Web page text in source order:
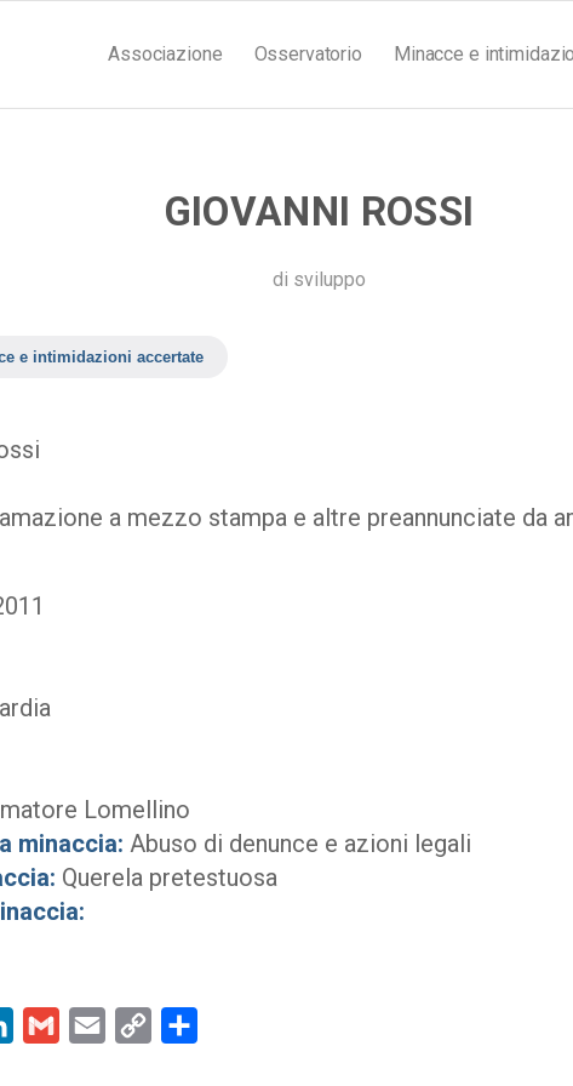
Associazione Osservatorio Minacce e
GIOVANNI ROSSI
di sviluppo
e intimidazioni accertate
a mezzo stampa e altre preannunciate da
Lomellino
minaccia: Abuso di denunce e azioni legali
Querela pretestuosa
LinkedInGmail Email
Copy